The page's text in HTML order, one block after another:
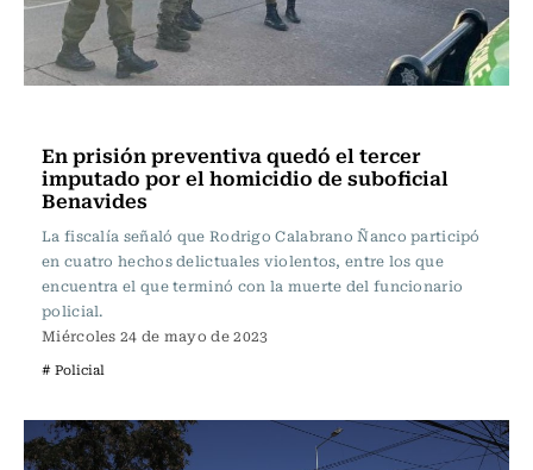
En prisión preventiva quedó el tercer
imputado por el homicidio de suboficial
Benavides
La fiscalía señaló que Rodrigo Calabrano Ñanco participó
en cuatro hechos delictuales violentos, entre los que
encuentra el que terminó con la muerte del funcionario
policial.
Miércoles 24 de mayo de 2023
# Policial